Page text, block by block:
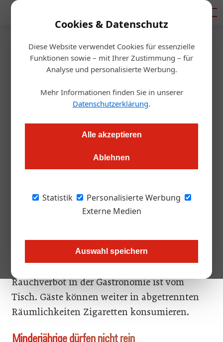
Cookies & Datenschutz
Diese Website verwendet Cookies für essenzielle
Funktionen sowie – mit Ihrer Zustimmung – für
Analyse und personalisierte Werbung.
Mehr Informationen finden Sie in unserer
Datenschutzerklärung.
Alle akzeptieren
Ablehnen
Statistik
Personalisierte Werbung
Externe Medien
Auswahl speichern
Startseite/Gastro & Hotel
Kein Rauchverbot: Es darf
weiter gequalmt werden
In Österreich kommt nun doch kein komplettes Rauchverbot
in der Gastronomie. Die bisherige Regelung wird im
ÖVP und FPÖ.
Darauf verständigten sich ÖVP und FPÖ bei
den Regierungsverhandlungen. Das
Rauchverbot in der Gastronomie ist vom
Tisch. Gäste können weiter in abgetrennten
Räumlichkeiten Zigaretten konsumieren.
Minderjährige dürfen nicht rein